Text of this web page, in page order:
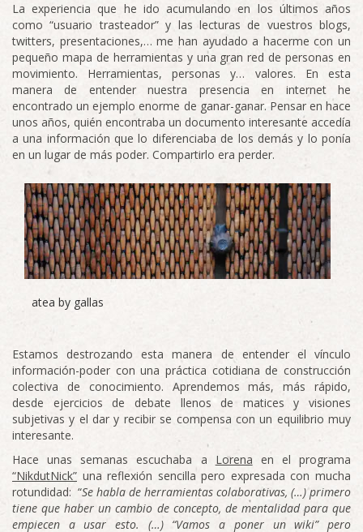
La experiencia que he ido acumulando en los últimos años
como “usuario trasteador” y las lecturas de vuestros blogs,
twitters, presentaciones,… me han ayudado a hacerme con un
pequeño mapa de herramientas y una gran red de personas en
movimiento. Herramientas, personas y… valores. En esta
manera de entender nuestra presencia en internet he
encontrado un ejemplo enorme de ganar-ganar. Pensar en hace
unos años, quién encontraba un documento interesante accedía
a una información que lo diferenciaba de los demás y lo ponía
en un lugar de más poder. Compartirlo era perder.
atea by gallas
Estamos destrozando esta manera de entender el vínculo
información-poder con una práctica cotidiana de construcción
colectiva de conocimiento. Aprendemos más, más rápido,
desde ejercicios de debate llenos de matices y visiones
subjetivas y el dar y recibir se compensa con un equilibrio muy
interesante.
Hace unas semanas escuchaba a Lorena en el programa
“NikdutNick” una reflexión sencilla pero expresada con mucha
rotundidad: “Se habla de herramientas colaborativas, (…) primero
tiene que haber un cambio de concepto, de mentalidad para que
empiecen a usar esto. (…) “Vamos a poner un wiki” pero